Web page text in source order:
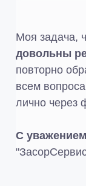
Моя задача,
довольны
повторно
всем
лично через
С уважением